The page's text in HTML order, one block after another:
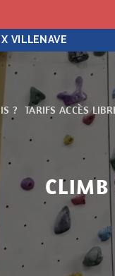
VILLENAVE
? TARIFS ACCÈS
CLIMB